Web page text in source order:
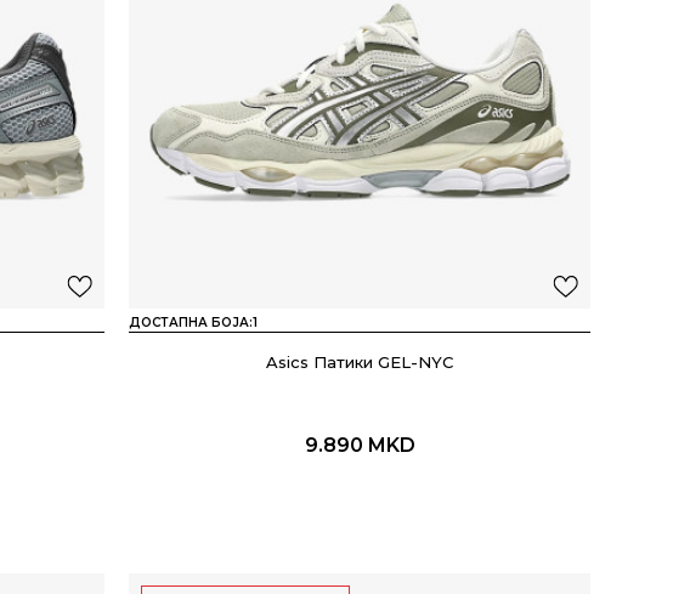
ДОСТАПНА БОЈА:1
Asics Патики GEL-NYC
9.890 MKD